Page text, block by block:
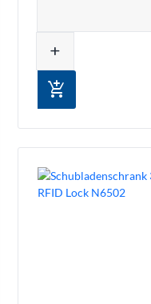
add
add_shopping_cart